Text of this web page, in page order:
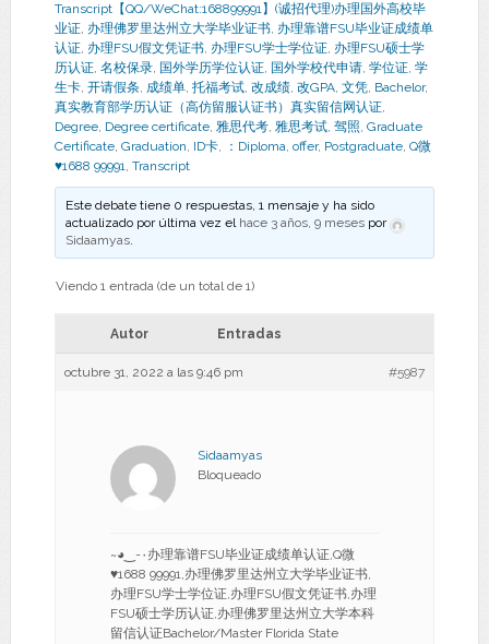
Transcript【QQ/WeChat:168899991】(诚招代理)办理国外高校毕
业证, 办理佛罗里达州立大学毕业证书, 办理靠谱FSU毕业证成绩单
认证, 办理FSU假文凭证书, 办理FSU学士学位证, 办理FSU硕士学
历认证, 名校保录, 国外学历学位认证, 国外学校代申请, 学位证, 学
生卡, 开请假条, 成绩单, 托福考试, 改成绩, 改GPA, 文凭, Bachelor,
真实教育部学历认证（高仿留服认证书）真实留信网认证,
Degree, Degree certificate, 雅思代考, 雅思考试, 驾照, Graduate
Certificate, Graduation, ID卡, ：Diploma, offer, Postgraduate, Q微
♥1688 99991, Transcript
Este debate tiene 0 respuestas, 1 mensaje y ha sido
actualizado por última vez el hace 3 años, 9 meses por
Sidaamyas.
Viendo 1 entrada (de un total de 1)
Autor Entradas
octubre 31, 2022 a las 9:46 pm #5987
Sidaamyas
Bloqueado
~◕‿-۰办理靠谱FSU毕业证成绩单认证,Q微
♥1688 99991,办理佛罗里达州立大学毕业证书,
办理FSU学士学位证,办理FSU假文凭证书,办理
FSU硕士学历认证,办理佛罗里达州立大学本科
留信认证Bachelor/Master Florida State